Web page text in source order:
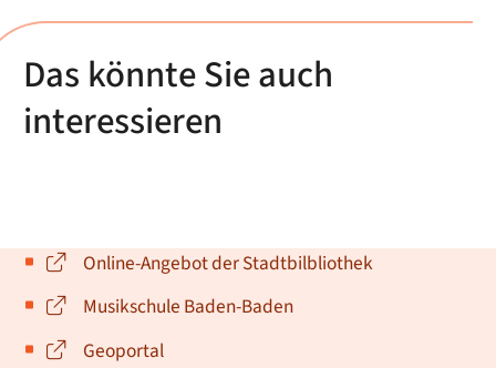
Das könnte Sie auch
interessieren
Online-Angebot der Stadtbilbliothek
Musikschule Baden-Baden
Geoportal